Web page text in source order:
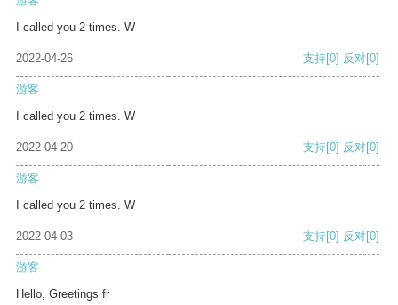
I called you 2 times. W
2022-04-26 支持[0] 反对[0]
游客
I called you 2 times. W
2022-04-20 支持[0] 反对[0]
游客
I called you 2 times. W
2022-04-03 支持[0] 反对[0]
游客
Hello, Greetings fr